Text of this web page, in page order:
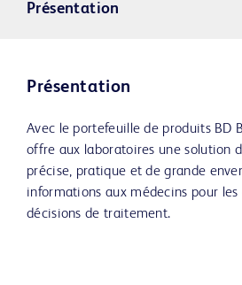
Présentation
Présentation
Avec le portefeuille de produits BD
offre aux laboratoires une solution
précise, pratique et de grande
informations aux médecins pour
décisions de traitement.